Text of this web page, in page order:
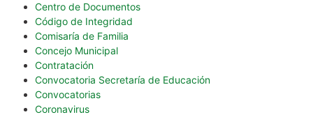
Centro de Documentos
Código de Integridad
Comisaría de Familia
Concejo Municipal
Contratación
Convocatoria Secretaría de Educación
Convocatorias
Coronavirus